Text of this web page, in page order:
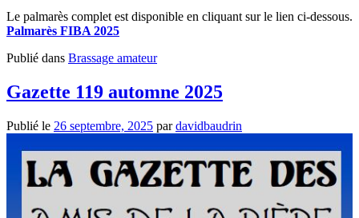
Le palmarès complet est disponible en cliquant sur le lien ci-dessous.
Palmarès FIBA 2025
Publié dans Brassage amateur
Gazette 119 automne 2025
Publié le 26 septembre, 2025 pardavidbaudrin